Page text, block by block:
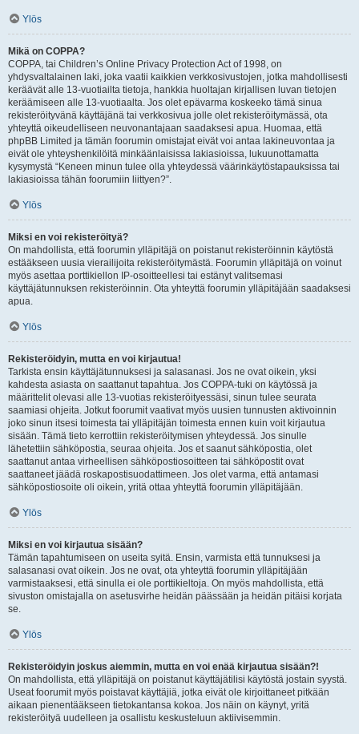
Ylös
Mikä on COPPA?
COPPA, tai Children’s Online Privacy Protection Act of 1998, on
yhdysvaltalainen laki, joka vaatii kaikkien verkkosivustojen, jotka mahdollisesti
keräävät alle 13-vuotiailta tietoja, hankkia huoltajan kirjallisen luvan tietojen
keräämiseen alle 13-vuotiaalta. Jos olet epävarma koskeeko tämä sinua
rekisteröityvänä käyttäjänä tai verkkosivua jolle olet rekisteröitymässä, ota
yhteyttä oikeudelliseen neuvonantajaan saadaksesi apua. Huomaa, että
phpBB Limited ja tämän foorumin omistajat eivät voi antaa lakineuvontaa ja
eivät ole yhteyshenkilöitä minkäänlaisissa lakiasioissa, lukuunottamatta
kysymystä “Keneen minun tulee olla yhteydessä väärinkäytöstapauksissa tai
lakiasioissa tähän foorumiin liittyen?”.
Ylös
Miksi en voi rekisteröityä?
On mahdollista, että foorumin ylläpitäjä on poistanut rekisteröinnin käytöstä
estääkseen uusia vierailijoita rekisteröitymästä. Foorumin ylläpitäjä on voinut
myös asettaa porttikiellon IP-osoitteellesi tai estänyt valitsemasi
käyttäjätunnuksen rekisteröinnin. Ota yhteyttä foorumin ylläpitäjään saadaksesi
apua.
Ylös
Rekisteröidyin, mutta en voi kirjautua!
Tarkista ensin käyttäjätunnuksesi ja salasanasi. Jos ne ovat oikein, yksi
kahdesta asiasta on saattanut tapahtua. Jos COPPA-tuki on käytössä ja
määrittelit olevasi alle 13-vuotias rekisteröityessäsi, sinun tulee seurata
saamiasi ohjeita. Jotkut foorumit vaativat myös uusien tunnusten aktivoinnin
joko sinun itsesi toimesta tai ylläpitäjän toimesta ennen kuin voit kirjautua
sisään. Tämä tieto kerrottiin rekisteröitymisen yhteydessä. Jos sinulle
lähetettiin sähköpostia, seuraa ohjeita. Jos et saanut sähköpostia, olet
saattanut antaa virheellisen sähköpostiosoitteen tai sähköpostit ovat
saattaneet jäädä roskapostisuodattimeen. Jos olet varma, että antamasi
sähköpostiosoite oli oikein, yritä ottaa yhteyttä foorumin ylläpitäjään.
Ylös
Miksi en voi kirjautua sisään?
Tämän tapahtumiseen on useita syitä. Ensin, varmista että tunnuksesi ja
salasanasi ovat oikein. Jos ne ovat, ota yhteyttä foorumin ylläpitäjään
varmistaaksesi, että sinulla ei ole porttikieltoja. On myös mahdollista, että
sivuston omistajalla on asetusvirhe heidän päässään ja heidän pitäisi korjata
se.
Ylös
Rekisteröidyin joskus aiemmin, mutta en voi enää kirjautua sisään?!
On mahdollista, että ylläpitäjä on poistanut käyttäjätilisi käytöstä jostain syystä.
Useat foorumit myös poistavat käyttäjiä, jotka eivät ole kirjoittaneet pitkään
aikaan pienentääkseen tietokantansa kokoa. Jos näin on käynyt, yritä
rekisteröityä uudelleen ja osallistu keskusteluun aktiivisemmin.